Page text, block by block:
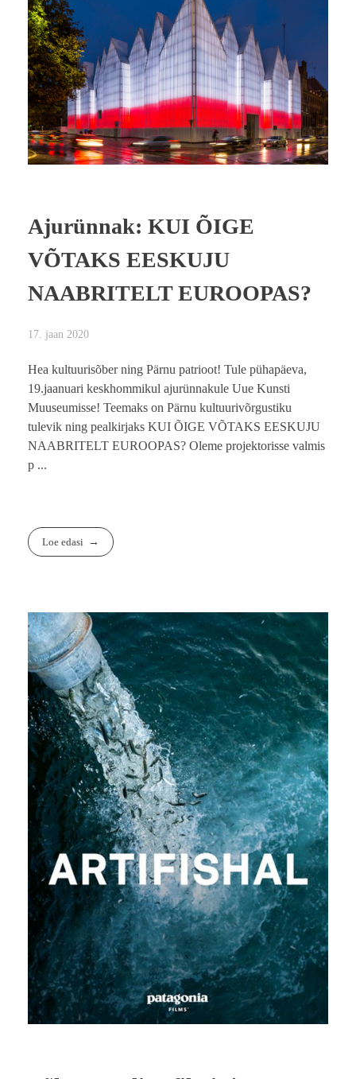
Ajurünnak: KUI ÕIGE
VÕTAKS EESKUJU
NAABRITELT EUROOPAS?
17. jaan 2020
Hea kultuurisõber ning Pärnu patrioot! Tule pühapäeva,
19.jaanuari keskhommikul ajurünnakule Uue Kunsti
Muuseumisse! Teemaks on Pärnu kultuurivõrgustiku
tulevik ning pealkirjaks KUI ÕIGE VÕTAKS EESKUJU
NAABRITELT EUROOPAS? Oleme projektorisse valmis
p ...
Loe edasi